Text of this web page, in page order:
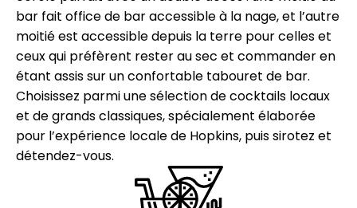
bar fait office de bar accessible à la nage, et l’autre
moitié est accessible depuis la terre pour celles et
ceux qui préfèrent rester au sec et commander en
étant assis sur un confortable tabouret de bar.
Choisissez parmi une sélection de cocktails locaux
et de grands classiques, spécialement élaborée
pour l’expérience locale de Hopkins, puis sirotez et
détendez-vous.